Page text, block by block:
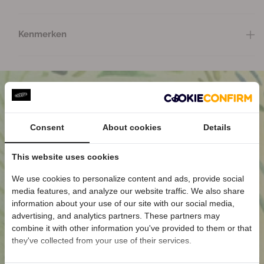
H
e
r
n
S
a
l
e
n
r
n
a
l
e
n
Kenmerken
Consent About cookies Details
This website uses cookies
We use cookies to personalize content and ads, provide social
media features, and analyze our website traffic. We also share
information about your use of our site with our social media,
advertising, and analytics partners. These partners may
combine it with other information you've provided to them or that
they've collected from your use of their services.
Welkom bij KEEN
Ontvang 5% kortingop je eerste bestelling
én blijf op de hoogte van nieuwe collecties.